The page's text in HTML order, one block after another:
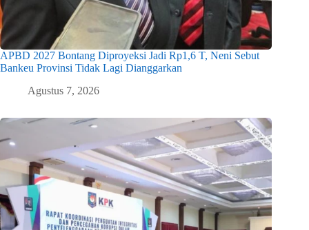
APBD 2027 Bontang Diproyeksi Jadi Rp1,6 T, Neni Sebut
Bankeu Provinsi Tidak Lagi Dianggarkan
Agustus 7, 2026